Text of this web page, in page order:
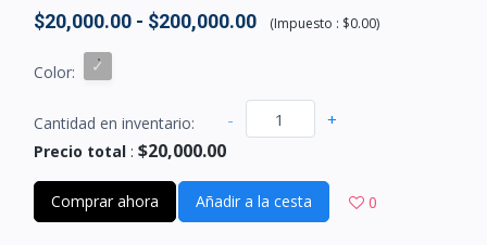
$20,000.00 - $200,000.00 (Impuesto : $0.00)
Color:
Cantidad en inventario: - +
Precio total : $20,000.00
Comprar ahora Añadir a la cesta 0